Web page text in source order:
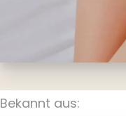
Bekannt aus: